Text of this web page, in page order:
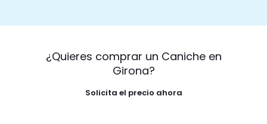
¿Quieres comprar un Caniche en
Girona?
Solicita el precio ahora